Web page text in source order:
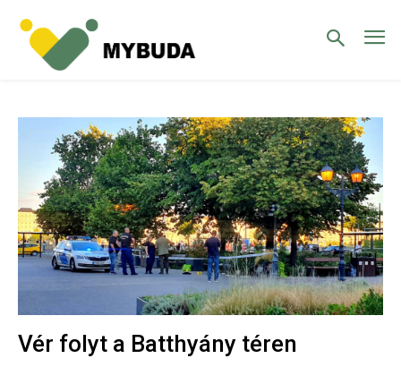
Vér folyt a Batthyány téren